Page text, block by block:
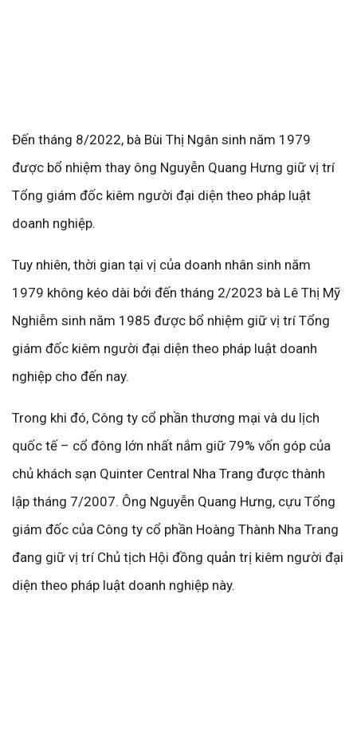
Đến tháng 8/2022, bà Bùi Thị Ngân sinh năm 1979
được bổ nhiệm thay ông Nguyễn Quang Hưng giữ vị trí
Tổng giám đốc kiêm người đại diện theo pháp luật
doanh nghiệp.
Tuy nhiên, thời gian tại vị của doanh nhân sinh năm
1979 không kéo dài bởi đến tháng 2/2023 bà Lê Thị Mỹ
Nghiễm sinh năm 1985 được bổ nhiệm giữ vị trí Tổng
giám đốc kiêm người đại diện theo pháp luật doanh
nghiệp cho đến nay.
Trong khi đó, Công ty cổ phần thương mại và du lịch
quốc tế – cổ đông lớn nhất nắm giữ 79% vốn góp của
chủ khách sạn Quinter Central Nha Trang được thành
lập tháng 7/2007. Ông Nguyễn Quang Hưng, cựu Tổng
giám đốc của Công ty cổ phần Hoàng Thành Nha Trang
đang giữ vị trí Chủ tịch Hội đồng quản trị kiêm người đại
diện theo pháp luật doanh nghiệp này.